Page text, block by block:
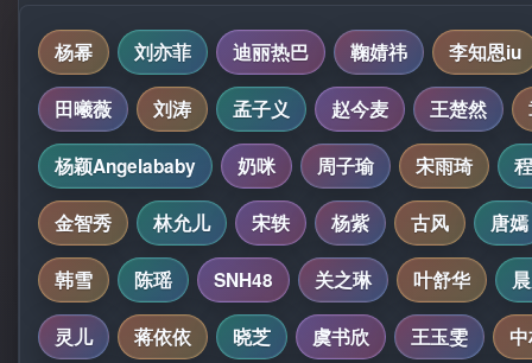
杨幂 刘亦菲 迪丽热巴 鞠婧祎 李知恩iu
田曦薇 刘涛 孟子义 赵今麦 王楚然
杨颖Angelababy 奶咪 周子瑜 宋雨琦
金智秀 林允儿 宋轶 杨紫 古风 唐嫣
韩雪 陈瑶 SNH48 关之琳 叶舒华
灵儿 蒋依依 晓芝 虞书欣 王玉雯